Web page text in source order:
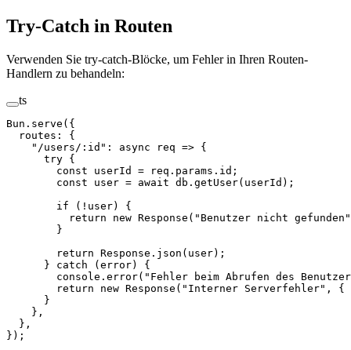
Try-Catch in Routen
Verwenden Sie try-catch-Blöcke, um Fehler in Ihren Routen-
Handlern zu behandeln:
ts
Bun. serve ({
  routes: {
    "/users/:id"
: async req => {
      try
{
        const
userId = req.params.id;
        const
user = await db. getUser(userId);
        if
( ! user) {
          return
new Response ( "Benutzer nicht gefunden"
        }
        return
Response. json (user);
      }
catch (error) {
        console.
error( "Fehler beim Abrufen des
        return
new Response ( "Interner Serverfehler" , {
      }
    },
  },
});